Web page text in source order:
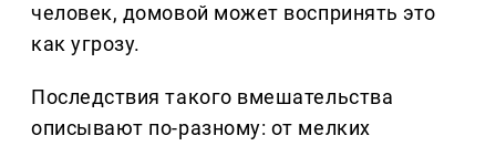
человек, домовой может воспринять это
как угрозу.
Последствия такого вмешательства
описывают по-разному: от мелких